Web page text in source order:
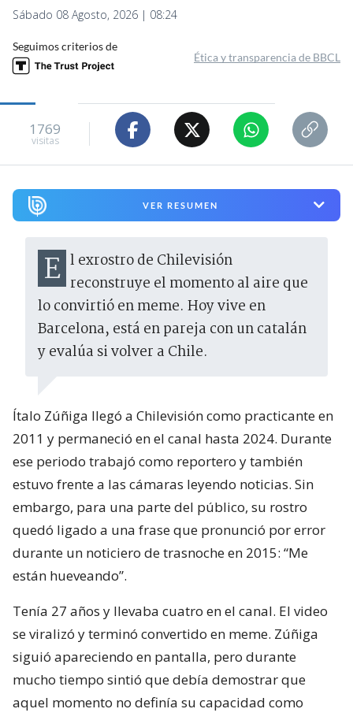
Sábado 08 Agosto, 2026 | 08:24
Seguimos criterios de
Ética y transparencia de BBCL
1769
visitas
VER RESUMEN
El exrostro de Chilevisión reconstruye el momento al aire que
lo convirtió en meme. Hoy vive en
Barcelona, está en pareja con un catalán
y evalúa si volver a Chile.
Ítalo Zúñiga llegó a Chilevisión como practicante en
2011 y permaneció en el canal hasta 2024. Durante
ese periodo trabajó como reportero y también
estuvo frente a las cámaras leyendo noticias. Sin
embargo, para una parte del público, su rostro
quedó ligado a una frase que pronunció por error
durante un noticiero de trasnoche en 2015: “Me
están hueveando”.
Tenía 27 años y llevaba cuatro en el canal. El video
se viralizó y terminó convertido en meme. Zúñiga
siguió apareciendo en pantalla, pero durante
mucho tiempo sintió que debía demostrar que
aquel momento no definía su capacidad como